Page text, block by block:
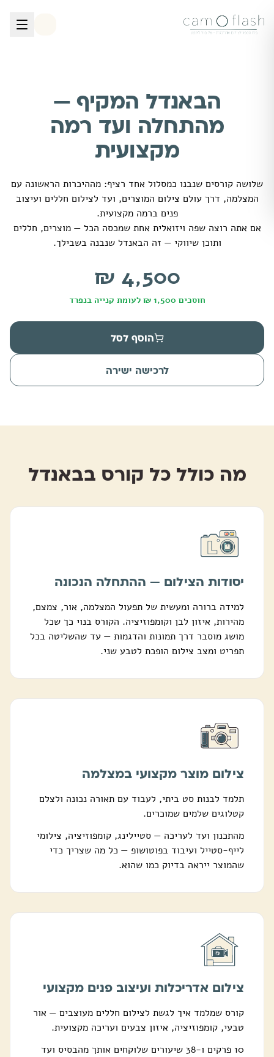
הבאנדל המקיף —
מהתחלה ועד רמה
מקצועית
שלושה קורסים שנבנו כמסלול אחד רציף: מההיכרות הראשונה עם
המצלמה, דרך עולם צילום המוצרים, ועד לצילום חללים ועיצוב
פנים ברמה מקצועית.
אם אתה רוצה שפה ויזואלית אחת שמכסה הכל — מוצרים, חללים
ותוכן שיווקי — זה הבאנדל שנבנה בשבילך.
4,500 ₪
חוסכים 1,500 ₪ לעומת קנייה בנפרד
הוסף לסל
לרכישה ישירה
מה כולל כל קורס בבאנדל
יסודות הצילום — ההתחלה הנכונה
למידה ברורה ומעשית של תפעול המצלמה, אור, צמצם,
מהירות, איזון לבן וקומפוזיציה. הקורס בנוי כך שכל
מושג מוסבר דרך תמונות והדגמות — עד שהשליטה בכל
תפריט ומצב צילום הופכת לטבע שני.
צילום מוצר מקצועי במצלמה
תלמד לבנות סט ביתי, לעבוד עם תאורה נכונה ולצלם
קטלוגים שלמים שמוכרים.
מהתכנון ועד לעריכה — סטיילינג, קומפוזיציה, צילומי
לייף-סטייל ועיבוד בפוטושופ — כל מה שצריך כדי
שהמוצר ייראה בדיוק כמו שהוא.
צילום אדריכלות ועיצוב פנים מקצועי
קורס שמלמד איך לגשת לצילום חללים מעוצבים — אור
טבעי, קומפוזיציה, איזון צבעים ועריכה מקצועית.
10 פרקים ו-38 שיעורים שלוקחים אותך מהבסיס ועד